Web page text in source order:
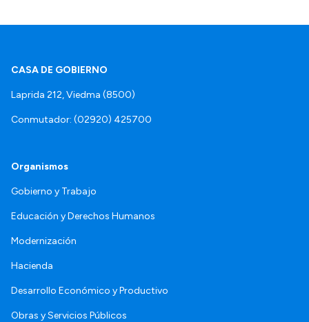
CASA DE GOBIERNO
Laprida 212, Viedma (8500)
Conmutador: (02920) 425700
Organismos
Gobierno y Trabajo
Educación y Derechos Humanos
Modernización
Hacienda
Desarrollo Económico y Productivo
Obras y Servicios Públicos